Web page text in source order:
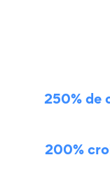
250% de
200%